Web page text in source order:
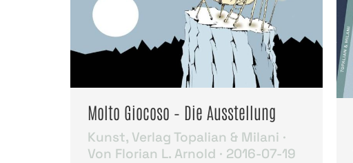
Molto Giocoso – Die Ausstellung
Kunst, Verlag Topalian & Milani
Von Florian L. Arnold 2016-07-19